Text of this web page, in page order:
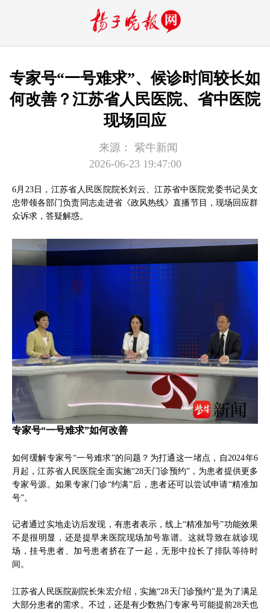
专家号“一号难求”、候诊时间较长如
何改善？江苏省人民医院、省中医院
现场回应
来源：
紫牛新闻
2026-06-23 19:47:00
6月23日，江苏省人民医院院长刘云、江苏省中医院党委书记吴文
忠带领各部门负责同志走进省《政风热线》直播节目，现场回应群
众诉求，答疑解惑。
专家号“一号难求”如何改善
如何缓解专家号“一号难求”的问题？为打通这一堵点，自2024年6
月起，江苏省人民医院全面实施“28天门诊预约”，为患者提供更多
专家号源。如果专家门诊“约满”后，患者还可以尝试申请“精准加
号”。
记者通过实地走访后发现，有患者表示，线上“精准加号”功能效果
不是很明显，还是提早来医院现场加号靠谱。这就导致在就诊现
场，挂号患者、加号患者挤在了一起，无形中拉长了排队等待时
间。
江苏省人民医院副院长朱宏介绍，实施“28天门诊预约”是为了满足
大部分患者的需求。不过，还是有少数热门专家号可能提前28天也